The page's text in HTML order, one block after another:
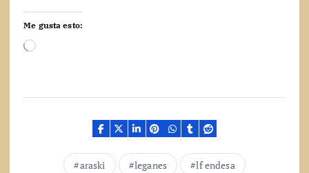
Me gusta esto:
C
a
araski leganes
lf endesa